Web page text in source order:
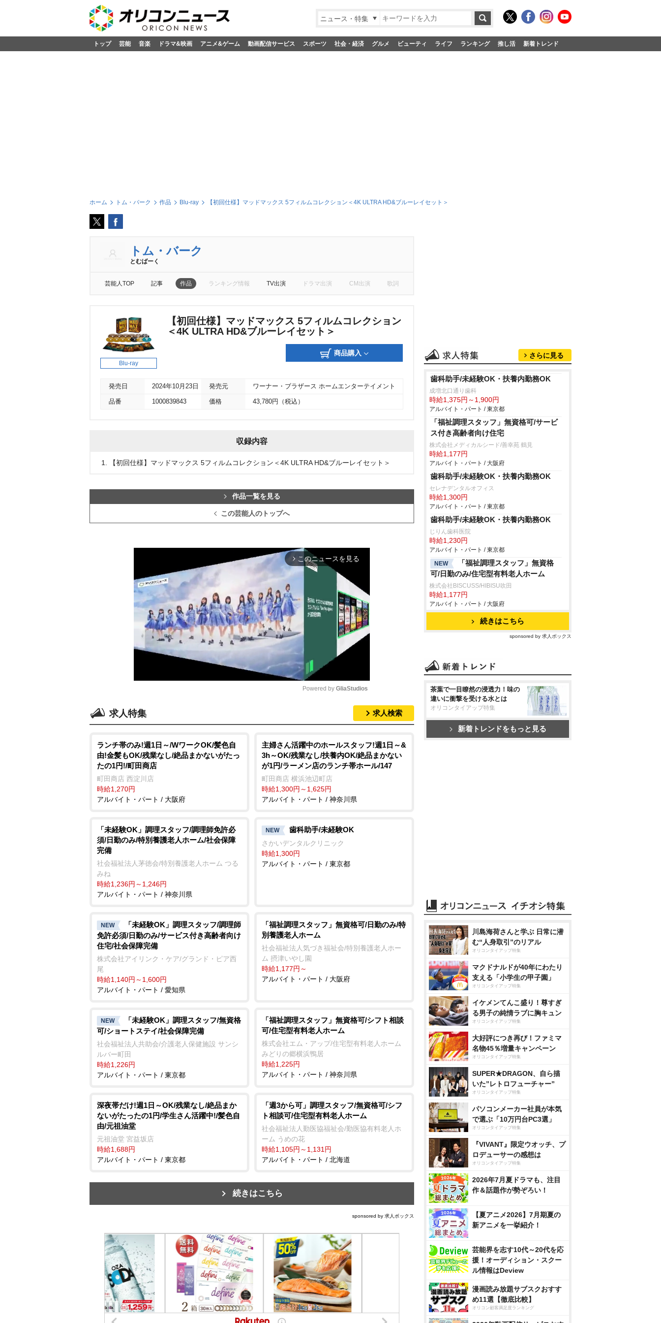
ニュース・特集
トップ 芸能 音楽 ドラマ&映画 アニメ&ゲーム 動画配信サービス スポーツ 社会・経済 グルメ ビューティ ライフ ランキング 推し活 新着トレンド
ホーム トム・バーク 作品 Blu-ray 【初回仕様】マッドマックス 5フィルムコレクション＜4K ULTRA HD&ブルーレイセット＞
トム・バーク
とむばーく
芸能人TOP 記事 作品 ランキング情報 TV出演 ドラマ出演 CM出演 歌詞
Blu-ray
【初回仕様】マッドマックス 5フィルムコレクション
＜4K ULTRA HD&ブルーレイセット＞
商品購入
発売日 2024年10月23日 発売元 ワーナー・ブラザース ホームエンターテイメント
品番 1000839843 価格 43,780円（税込）
収録内容
1. 【初回仕様】マッドマックス 5フィルムコレクション＜4K ULTRA HD&ブルーレイセット＞
作品一覧を見る
この芸能人のトップへ
arrow_forward_ios このニュースを見る
t
e
Powered by GliaStudios
求人特集 求人検索
ランチ帯のみ!週1日～/WワークOK/髪色自
由!金髪もOK/残業なし/絶品まかないがたっ
たの1円!/町田商店
町田商店 西淀川店
時給1,270円
アルバイト・パート / 大阪府
主婦さん活躍中のホールスタッフ!週1日～&
3h～OK/残業なし/扶養内OK/絶品まかない
が1円/ラーメン店のランチ帯ホール/147
町田商店 横浜池辺町店
時給1,300円～1,625円
アルバイト・パート / 神奈川県
「未経験OK」調理スタッフ/調理師免許必
須/日勤のみ/特別養護老人ホーム/社会保障
完備
社会福祉法人茅徳会/特別養護老人ホーム つる
みね
時給1,236円～1,246円
アルバイト・パート / 神奈川県
NEW 歯科助手/未経験OK
さかいデンタルクリニック
時給1,300円
アルバイト・パート / 東京都
NEW
「未経験OK」調理スタッフ/調理師
免許必須/日勤のみ/サービス付き高齢者向け
住宅/社会保障完備
株式会社アイリンク・ケア/グランド・ピア西
尾
時給1,140円～1,600円
アルバイト・パート / 愛知県
「福祉調理スタッフ」無資格可/日勤のみ/特
別養護老人ホーム
社会福祉法人気づき福祉会/特別養護老人ホー
ム 摂津いやし園
時給1,177円～
アルバイト・パート / 大阪府
NEW
「未経験OK」調理スタッフ/無資格
可/ショートステイ/社会保障完備
社会福祉法人共助会/介護老人保健施設 サンシ
ルバー町田
時給1,226円
アルバイト・パート / 東京都
「福祉調理スタッフ」無資格可/シフト相談
可/住宅型有料老人ホーム
株式会社エム・アップ/住宅型有料老人ホーム
みどりの郷横浜鴨居
時給1,225円
アルバイト・パート / 神奈川県
深夜帯だけ!週1日～OK/残業なし/絶品まか
ないがたったの1円/学生さん活躍中!/髪色自
由/元祖油堂
元祖油堂 宮益坂店
時給1,688円
アルバイト・パート / 東京都
「週3から可」調理スタッフ/無資格可/シフ
ト相談可/住宅型有料老人ホーム
社会福祉法人勤医協福祉会/勤医協有料老人ホ
ーム うめの花
時給1,105円～1,131円
アルバイト・パート / 北海道
続きはこちら
sponsored by 求人ボックス
さらに見る
歯科助手/未経験OK・扶養内勤務OK
成増北口通り歯科
時給1,375円～1,900円
アルバイト・パート / 東京都
「福祉調理スタッフ」無資格可/サービ
ス付き高齢者向け住宅
株式会社メディカルシード/善幸苑 鶴見
時給1,177円
アルバイト・パート / 大阪府
歯科助手/未経験OK・扶養内勤務OK
セレナデンタルオフィス
時給1,300円
アルバイト・パート / 東京都
歯科助手/未経験OK・扶養内勤務OK
じりん歯科医院
時給1,230円
アルバイト・パート / 東京都
NEW
「福祉調理スタッフ」無資格
可/日勤のみ/住宅型有料老人ホーム
株式会社BISCUSS/HIBISU吹田
時給1,177円
アルバイト・パート / 大阪府
続きはこちら
sponsored by 求人ボックス
茶葉で一目瞭然の浸透力！味の
違いに衝撃を受ける水とは
オリコンタイアップ特集
新着トレンドをもっと見る
川島海荷さんと学ぶ 日常に潜
む“人身取引”のリアル
オリコンタイアップ特集
マクドナルドが40年にわたり
支える「小学生の甲子園」
オリコンタイアップ特集
イケメンてんこ盛り！尊すぎ
る男子の純情ラブに胸キュン
オリコンタイアップ特集
大好評につき再び！ファミマ
名物45％増量キャンペーン
オリコンタイアップ特集
SUPER★DRAGON、自ら描
いた”レトロフューチャー”
オリコンタイアップ特集
パソコンメーカー社員が本気
で選ぶ「10万円台PC3選」
オリコンタイアップ特集
『VIVANT』限定ウオッチ、プ
ロデューサーの感想は
オリコンタイアップ特集
2026年7月夏ドラマも、注目
作＆話題作が勢ぞろい！
【夏アニメ2026】7月期夏の
新アニメを一挙紹介！
芸能界を志す10代～20代を応
援！オーディション・スクー
ル情報はDeview
漫画読み放題サブスクおすす
め11選【徹底比較】
オリコン顧客満足度ランキング